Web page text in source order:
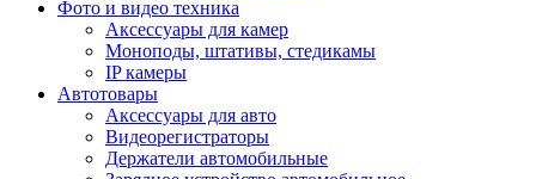
Фото и видео техника
Аксессуары для камер
Моноподы, штативы, стедикамы
IP камеры
Автотовары
Аксессуары для авто
Видеорегистраторы
Держатели автомобильные